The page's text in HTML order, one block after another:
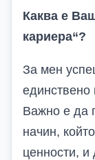
Каква е
кариера“?
За мен
единствено
Важно е да
начин,
ценности,